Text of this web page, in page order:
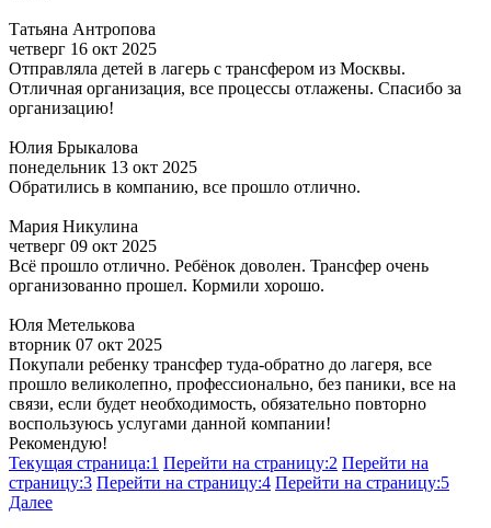
Татьяна Антропова
четверг 16 окт 2025
Отправляла детей в лагерь с трансфером из Москвы.
Отличная организация, все процессы отлажены. Спасибо за
организацию!
Юлия Брыкалова
понедельник 13 окт 2025
Обратились в компанию, все прошло отлично.
Мария Никулина
четверг 09 окт 2025
Всё прошло отлично. Ребёнок доволен. Трансфер очень
организованно прошел. Кормили хорошо.
Юля Метелькова
вторник 07 окт 2025
Покупали ребенку трансфер туда-обратно до лагеря, все
прошло великолепно, профессионально, без паники, все на
связи, если будет необходимость, обязательно повторно
воспользуюсь услугами данной компании!
Рекомендую!
Текущая страница:1 Перейти на страницу:2 Перейти на
страницу:3 Перейти на страницу:4 Перейти на страницу:5
Далее